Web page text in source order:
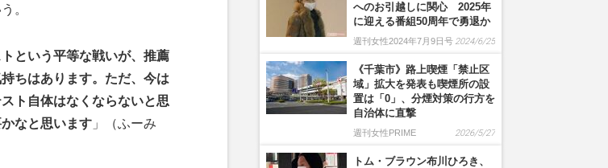
。
という平等な戦いが、推薦
ちはあります。ただ、今は
ト自体はなくならないと思
なと思います 」（ふーみ
へのお引越しに関心 2025年
に迎える番組50周年で勇退か
週刊女性2024年7月9日号 2024/6/25
《千葉市》路上喫煙「禁止区
域」拡大を発表も喫煙所の設
置は「0」、分煙対策の行方を
自治体に直撃
週刊女性PRIME 2026/5/27
トム・ブラウン布川ひろき、